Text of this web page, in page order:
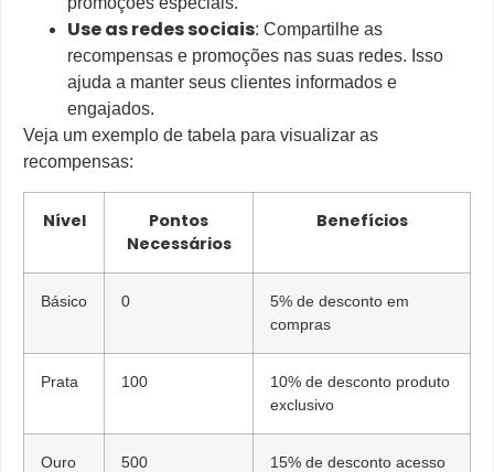
Use as redes sociais: Compartilhe as
recompensas e promoções nas suas redes. Isso
ajuda a manter seus clientes informados e
engajados.
Veja um exemplo de tabela para visualizar as
recompensas:
Nível
Pontos
Necessários
Benefícios
Básico 0
5% de desconto em
compras
Prata 100
10% de desconto produto
exclusivo
Ouro 500
15% de desconto acesso